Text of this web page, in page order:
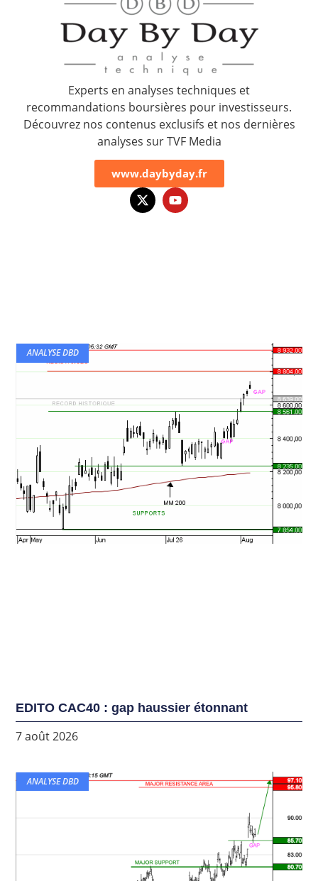
Experts en analyses techniques et
recommandations boursières pour investisseurs.
Découvrez nos contenus exclusifs et nos dernières
analyses sur TVF Media
www.daybyday.fr
ANALYSE DBD
EDITO CAC40 : gap haussier étonnant
7 août 2026
ANALYSE DBD